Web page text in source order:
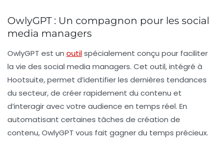
OwlyGPT : Un compagnon pour les social
media managers
OwlyGPT est un outilspécialement conçu pour faciliter
la vie des social media managers. Cet outil, intégré à
Hootsuite, permet d’identifier les dernières tendances
du secteur, de créer rapidement du contenu et
d’interagir avec votre audience en temps réel. En
automatisant certaines tâches de création de
contenu, OwlyGPT vous fait gagner du temps précieux.